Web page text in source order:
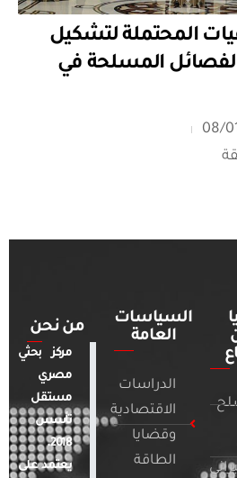
المحتملة لتشكيل
المسلحة في
08/
السياسات
العامة
الدراسات
الاقتصادية
وقضايا
الطاقة
من نحن
مركز بحثي
مصري
مستقل
تأسس
2018.
يعتمد على